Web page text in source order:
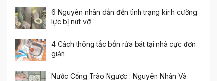
6 Nguyên nhân dẫn đến tình trạng kính cường
lực bị nứt vỡ
4 Cách thông tắc bồn rửa bát tại nhà cực đơn
giản
Nước Cống Trào Ngược : Nguyên Nhân Và